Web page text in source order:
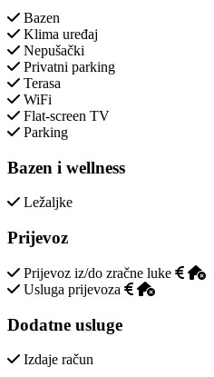
Bazen
Klima uređaj
Nepušački
Privatni parking
Terasa
WiFi
Flat-screen TV
Parking
Bazen i wellness
Ležaljke
Prijevoz
Prijevoz iz/do zračne luke
Usluga prijevoza
Dodatne usluge
Izdaje račun